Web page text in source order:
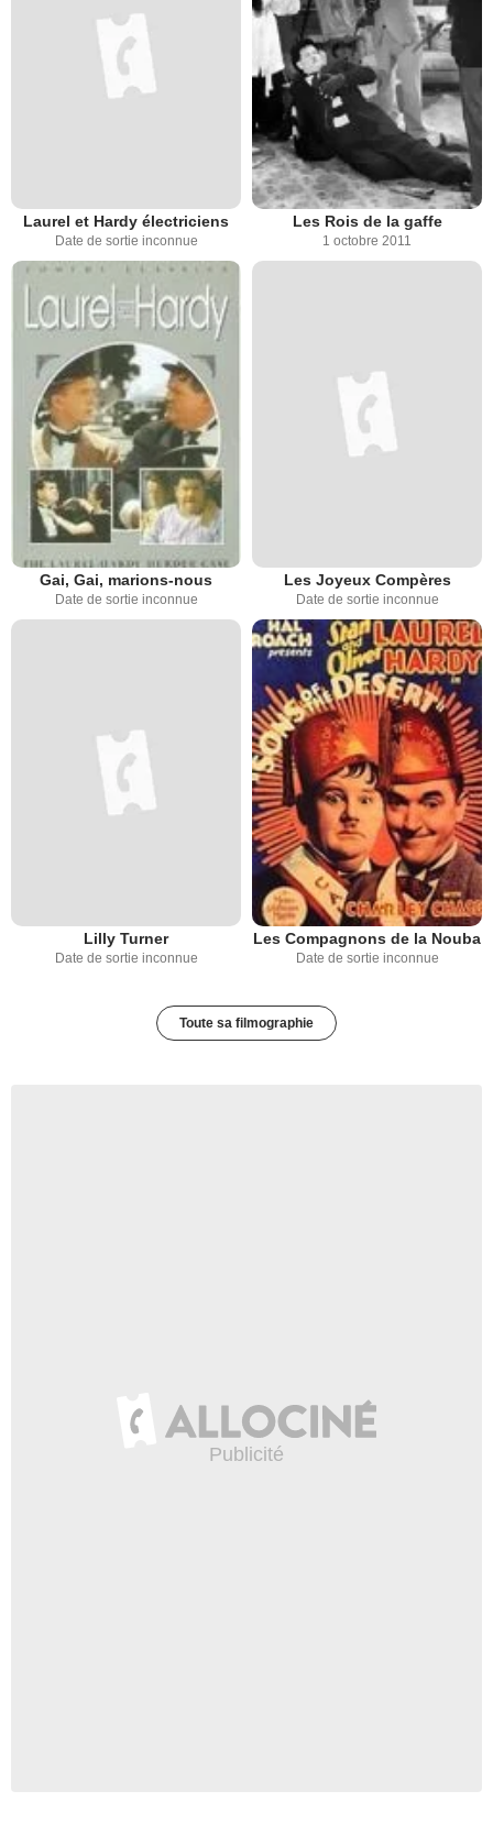
Laurel et Hardy électriciens
Date de sortie inconnue
Les Rois de la gaffe
1 octobre 2011
Gai, Gai, marions-nous
Date de sortie inconnue
Les Joyeux Compères
Date de sortie inconnue
Lilly Turner
Date de sortie inconnue
Les Compagnons de la Nouba
Date de sortie inconnue
Toute sa filmographie